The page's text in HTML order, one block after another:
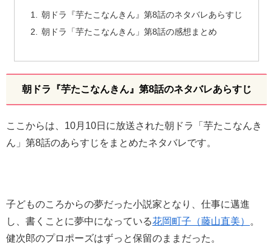
朝ドラ『芋たこなんきん』第8話のネタバレあらすじ
朝ドラ「芋たこなんきん」第8話の感想まとめ
朝ドラ『芋たこなんきん』第8話のネタバレあらすじ
ここからは、10月10日に放送された朝ドラ「芋たこなんき
ん」第8話のあらすじをまとめたネタバレです。
子どものころからの夢だった小説家となり、仕事に邁進
し、書くことに夢中になっている花岡町子（藤山直美）
。
健次郎のプロポーズはずっと保留のままだった。